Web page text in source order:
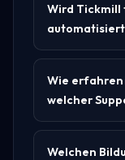
Wird Tickmill
Wie erfahren
welcher
Welchen